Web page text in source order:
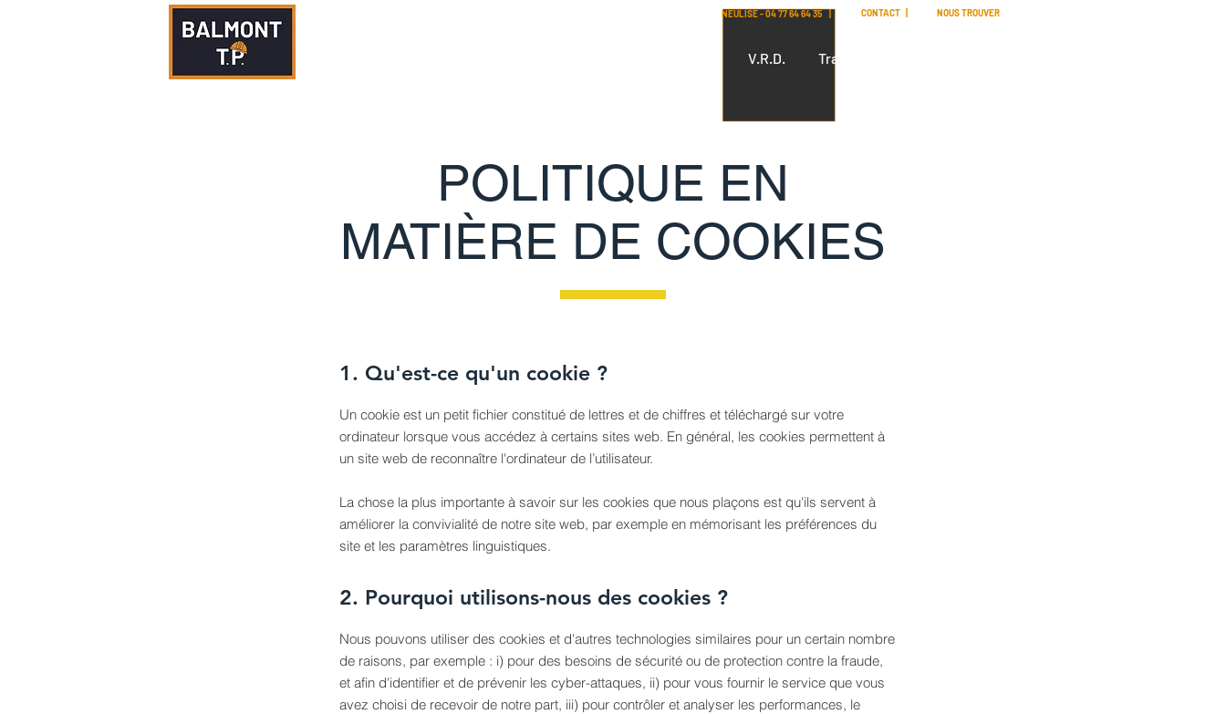
NEULISE - 04 77 64 64 35 | CONTACT | NOUS TROUVER
V.R.D. Transport
POLITIQUE EN
MATIÈRE DE COOKIES
1. Qu'est-ce qu'un cookie ?
Un cookie est un petit fichier constitué de lettres et de chiffres et téléchargé sur votre
ordinateur lorsque vous accédez à certains sites web. En général, les cookies permettent à
un site web de reconnaître l'ordinateur de l’utilisateur.
La chose la plus importante à savoir sur les cookies que nous plaçons est qu'ils servent à
améliorer la convivialité de notre site web, par exemple en mémorisant les préférences du
site et les paramètres linguistiques.
2. Pourquoi utilisons-nous des cookies ?
Nous pouvons utiliser des cookies et d'autres technologies similaires pour un certain nombre
de raisons, par exemple : i) pour des besoins de sécurité ou de protection contre la fraude,
et afin d'identifier et de prévenir les cyber-attaques, ii) pour vous fournir le service que vous
avez choisi de recevoir de notre part, iii) pour contrôler et analyser les performances, le